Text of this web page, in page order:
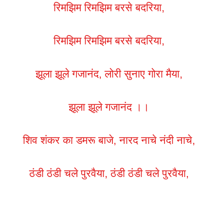
रिमझिम रिमझिम बरसे बदरिया,
रिमझिम रिमझिम बरसे बदरिया,
झूला झूले गजानंद, लोरी सुनाए गोरा मैया,
झूला झूले गजानंद ।।
शिव शंकर का डमरू बाजे, नारद नाचे नंदी नाचे,
ठंडी ठंडी चले पुरवैया, ठंडी ठंडी चले पुरवैया,